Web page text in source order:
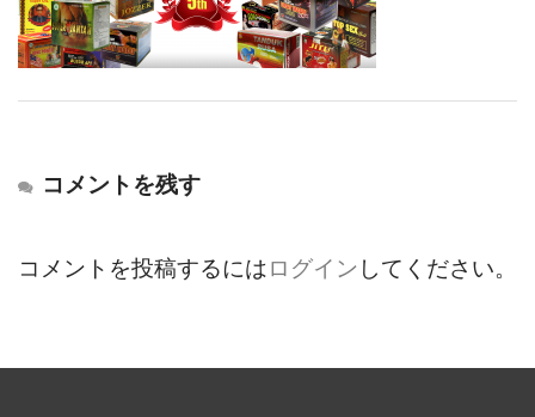
コメントを残す
コメントを投稿するにはログイン してください。